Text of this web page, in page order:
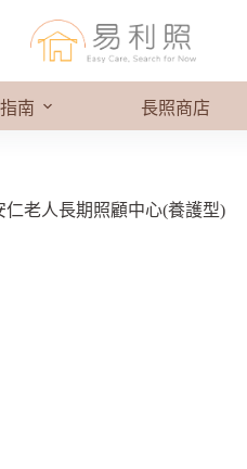
南 長照商店
仁老人長期照顧中心(養護型)